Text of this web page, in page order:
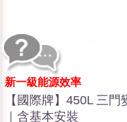
新一級能源效率
【國際牌】450L 三
｜含基本安裝